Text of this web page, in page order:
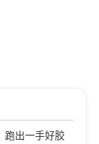
出一手好胶